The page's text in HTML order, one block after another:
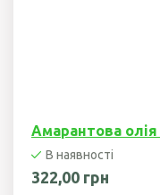
Ядер
кондитерського
Амарантова олія
В наявності
322,00 грн